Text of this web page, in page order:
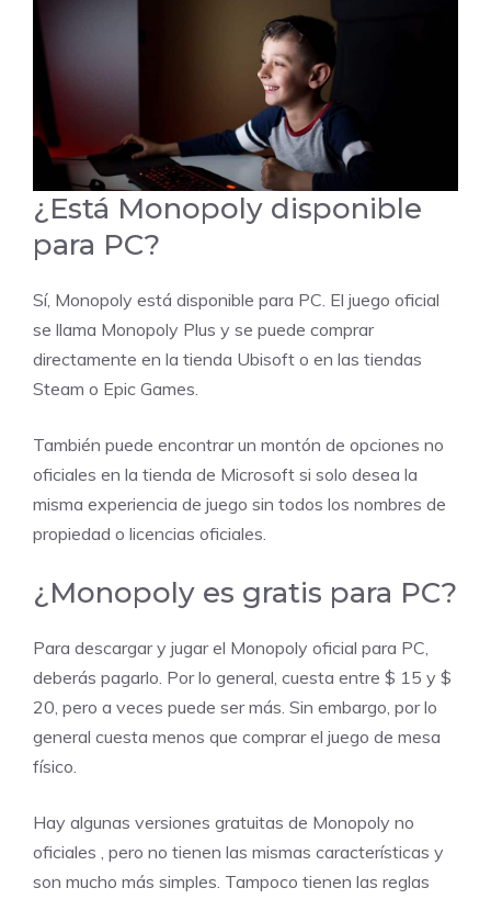
¿Está Monopoly disponible
para PC?
Sí, Monopoly está disponible para PC. El juego oficial
se llama Monopoly Plus y se puede comprar
directamente en la tienda Ubisoft o en las tiendas
Steam o Epic Games.
También puede encontrar un montón de opciones no
oficiales en la tienda de Microsoft si solo desea la
misma experiencia de juego sin todos los nombres de
propiedad o licencias oficiales.
¿Monopoly es gratis para PC?
Para descargar y jugar el Monopoly oficial para PC,
deberás pagarlo. Por lo general, cuesta entre $ 15 y $
20, pero a veces puede ser más. Sin embargo, por lo
general cuesta menos que comprar el juego de mesa
físico.
Hay algunas versiones gratuitas de Monopoly no
oficiales , pero no tienen las mismas características y
son mucho más simples. Tampoco tienen las reglas